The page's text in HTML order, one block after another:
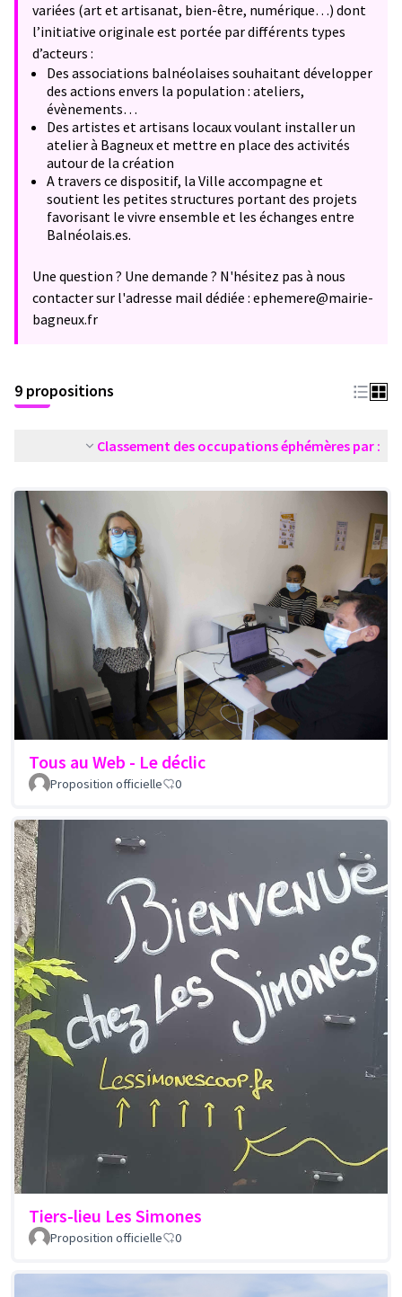
variées (art et artisanat, bien-être, numérique…) dont
l’initiative originale est portée par différents types
d’acteurs :
Des associations balnéolaises souhaitant développer
des actions envers la population : ateliers,
évènements…
Des artistes et artisans locaux voulant installer un
atelier à Bagneux et mettre en place des activités
autour de la création
A travers ce dispositif, la Ville accompagne et
soutient les petites structures portant des projets
favorisant le vivre ensemble et les échanges entre
Balnéolais.es.
Une question ? Une demande ? N'hésitez pas à nous
contacter sur l'adresse mail dédiée : ephemere@mairie-
bagneux.fr
9 propositions
Classement des occupations éphémères par :
Tous au Web - Le déclic
Proposition officielle 0
Tiers-lieu Les Simones
Proposition officielle 0